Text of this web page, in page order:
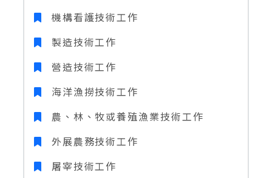
機構看護技術工作
製造技術工作
營造技術工作
海洋漁撈技術工作
農、林、牧或養殖漁業技術工作
外展農務技術工作
屠宰技術工作